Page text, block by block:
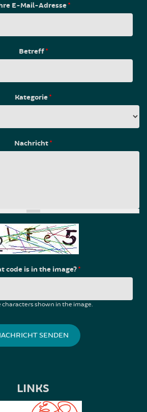
E-Mail-Adresse*
Betreff*
Kategorie*
Nachricht*
code is in the image?*
characters shown in the image.
LINKS